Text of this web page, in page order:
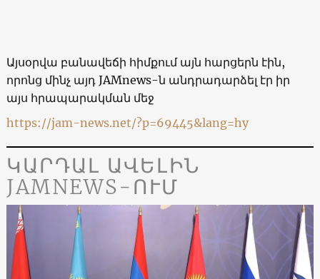
Այսօրվա բանավեճի հիմքում այն հարցերն էին,
որոնց մինչ այդ JAMnews-ն անդրադարձել էր իր
այս հրապարակման մեջ
https://jam-news.net/?p=69445&lang=hy
ԿԱՐԴԱԼ ԱՎԵԼԻՆ
JAMNEWS-ՈՒՄ